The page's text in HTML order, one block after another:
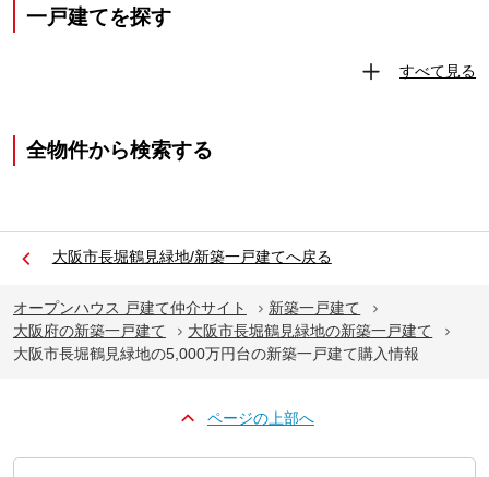
一戸建てを探す
すべて見る
全物件から検索する
大阪市長堀鶴見緑地/新築一戸建てへ戻る
オープンハウス 戸建て仲介サイト
新築一戸建て
大阪府の新築一戸建て
大阪市長堀鶴見緑地の新築一戸建て
大阪市長堀鶴見緑地の5,000万円台の新築一戸建て購入情報
ページの上部へ